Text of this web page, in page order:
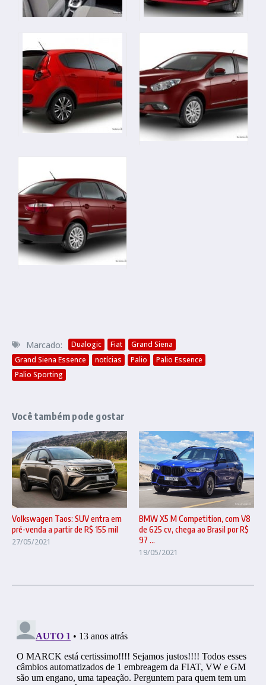
Marcado: Dualogic Fiat
Grand Siena
Grand Siena Essence
notícias Palio
Palio Essence
Palio Sporting
Você também pode gostar
Volkswagen Taos: SUV entra em
pré-venda a partir de R$ 155 mil
27/05/2021
BMW X5 M Competition, com V8
de 625 cv, chega ao Brasil por R$
97 ...
19/05/2021